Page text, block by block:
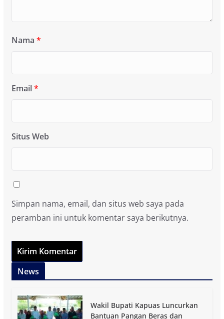
Nama *
Email*
Situs Web
Simpan nama, email, dan situs web saya pada
peramban ini untuk komentar saya berikutnya.
News
Wakil Bupati Kapuas Luncurkan
Bantuan Pangan Beras dan